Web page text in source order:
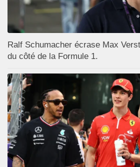
Ralf Schumacher écrase Max
du côté de la Formule 1.